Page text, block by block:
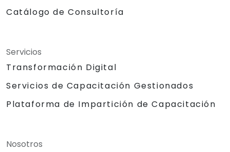
Catálogo de Consultoría
Servicios
Transformación Digital
Servicios de Capacitación Gestionados
Plataforma de Impartición de Capacitación
Nosotros